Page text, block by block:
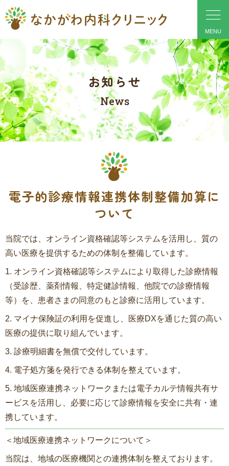
お知らせ
News
電子的診療情報連携体制整備加算に
ついて
当院では、オンライン資格確認等システムを活用し、質の
高い医療を提供するための体制を整備しています。
1. オンライン資格確認等システムにより取得した診療情報
（受診歴、薬剤情報、特定健診情報、他院での診療情報
等）を、患者さまの同意のもと診療に活用しています。
2. マイナ保険証の利用を促進し、医療DXを通じた質の高い
医療の提供に取り組んでいます。
3. 診療明細書を無償で交付しています。
4. 電子処方箋を発行できる体制を整えています。
5. 地域医療連携ネットワークまたは電子カルテ情報共有サ
ービスを活用し、必要に応じて診療情報を安全に共有・連
携しています。
＜地域医療連携ネットワークについて＞
当院は、地域の医療機関との連携体制を整えております。